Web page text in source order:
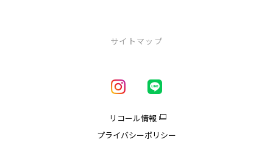
サイトマップ
リコール情報
プライバシーポリシー